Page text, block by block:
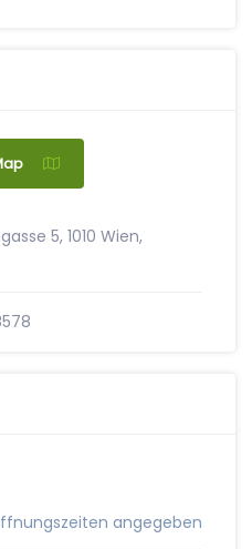
5, 1010 Wien,
angegeben